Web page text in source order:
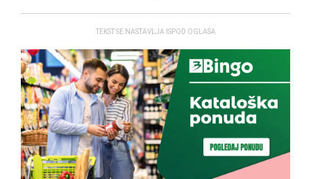
TEKST SE NASTAVLJA ISPOD OGLASA